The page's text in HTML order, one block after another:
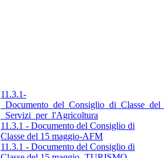
11.3.1-
_Servizi_per_l'Agricoltura
11.3.1 - Documento del Consiglio di
Classe del 15 maggio-AFM
11.3.1 - Documento del Consiglio di